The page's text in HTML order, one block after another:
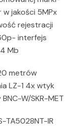
jakości 5MPx
rejestracji
interfejs
Mb
metrów
LZ-1 4x wtyk
W/SKR-MET
TA5028NT-IR